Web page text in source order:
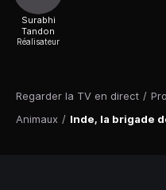
Regarder la TV en direct /
Animaux / Inde, la brigade
Surabhi
Tandon
Réalisateur